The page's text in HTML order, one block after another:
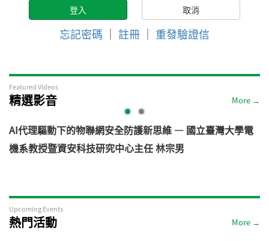
忘記密碼 ｜ 註冊 ｜ 重發驗證信
Featured Videos
精選影音 More →
AI代理驅動下的物聯網安全防護新思維 — 國立臺灣大學電
機系教授暨資安科技研究中心主任 林宗男
Upcoming Events
熱門活動 More →